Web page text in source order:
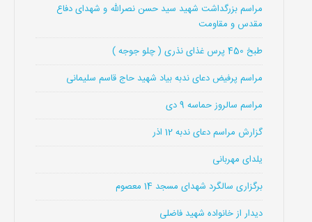
مراسم بزرگداشت شهید سید حسن نصرالله و شهدای دفاع
مقدس و مقاومت
طبخ 450 پرس غذای نذری ( چلو جوجه )
مراسم پرفیض دعای ندبه بیاد شهید حاج قاسم سلیمانی
مراسم سالروز حماسه 9 دی
گزارش مراسم دعای ندبه 12 اذر
یلدای مهربانی
برگزاری سالگرد شهدای مسجد 14 معصوم
دیدار از خانواده شهید فاضلی